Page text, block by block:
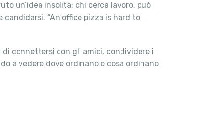
un’idea insolita: chi cerca lavoro, può
“An office pizza is hard to
connettersi con gli amici, condividere i
a vedere dove ordinano e cosa ordinano